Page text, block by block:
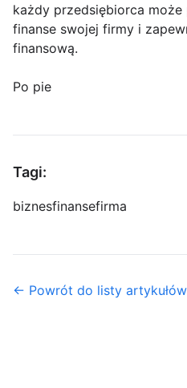
każdy przedsiębiorca
finanse swojej firmy i
finansową.
Po pie
Tagi:
biznesfinansefirma
← Powrót do listy artykułów